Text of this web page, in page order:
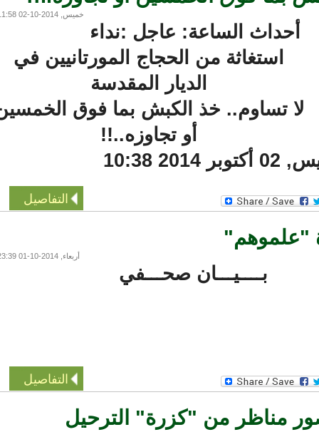
خميس, 2014-10-02 11:58
أحداث الساعة: عاجل :نداء
استغاثة من الحجاج المورتانيين في
الديار المقدسة
لا تساوم.. خذ الكبش بما فوق الخمسين
أو تجاوزه..!!
10:38
التفاصيل
أربعاء, 2014-10-01 23:39
بــــيـــان صحـــفي
التفاصيل
مناظر من "كزرة" الترحيل